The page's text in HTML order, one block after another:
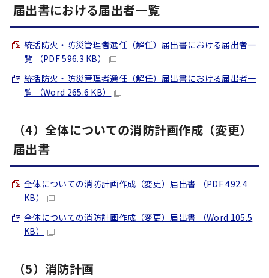
届出書における届出者一覧
統括防火・防災管理者選任（解任）届出書における届出者一
覧 （PDF 596.3 KB）
統括防火・防災管理者選任（解任）届出書における届出者一
覧 （Word 265.6 KB）
（4）全体についての消防計画作成（変更）
届出書
全体についての消防計画作成（変更）届出書 （PDF 492.4
KB）
全体についての消防計画作成（変更）届出書 （Word 105.5
KB）
（5）消防計画